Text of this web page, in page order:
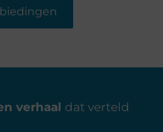
verhaal dat verteld